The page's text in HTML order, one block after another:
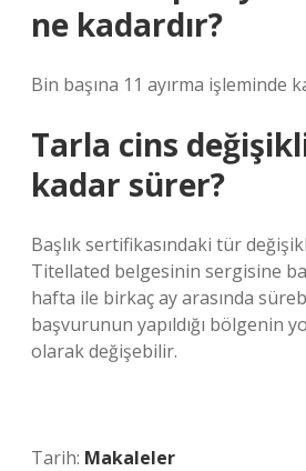
ne kadardır?
Bin başına 11 ayırma işleminde
Tarla cins
kadar sürer?
Başlık sertifikasındaki tür
Titellated belgesinin sergisine
hafta ile birkaç ay arasında
başvurunun yapıldığı bölgenin
olarak değişebilir.
Tarih: Makaleler